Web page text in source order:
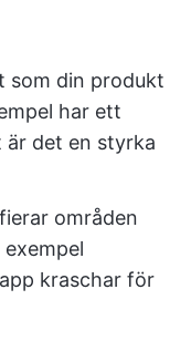
som din produkt
har ett
är det en styrka
områden
kraschar för